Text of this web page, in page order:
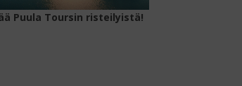
Puula Toursin risteilyistä!